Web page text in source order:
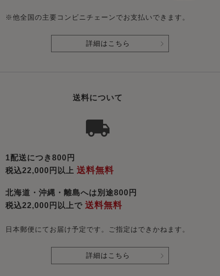
※他全国の主要コンビニチェーンでお支払いできます。
詳細はこちら
送料について
1配送につき800円
税込22,000円以上送料無料
北海道・沖縄・離島へは別途800円
税込22,000円以上で送料無料
日本郵便にてお届け予定です。ご指定はできかねます。
詳細はこちら